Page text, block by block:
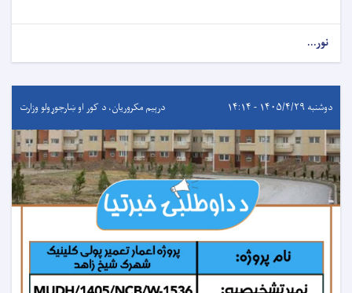
نور...
دوشنبه ۱۴۰۵/۴/۲۹ - ۱۴:۱۴ درېيم مکروریان، د کور او ښارجوړولو وزارت